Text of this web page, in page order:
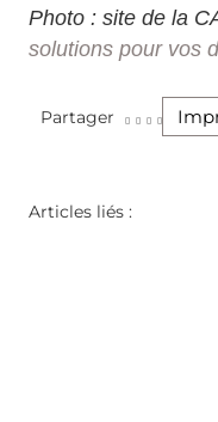
Photo : site de la
solutions pour vos
Partager
Articles liés :